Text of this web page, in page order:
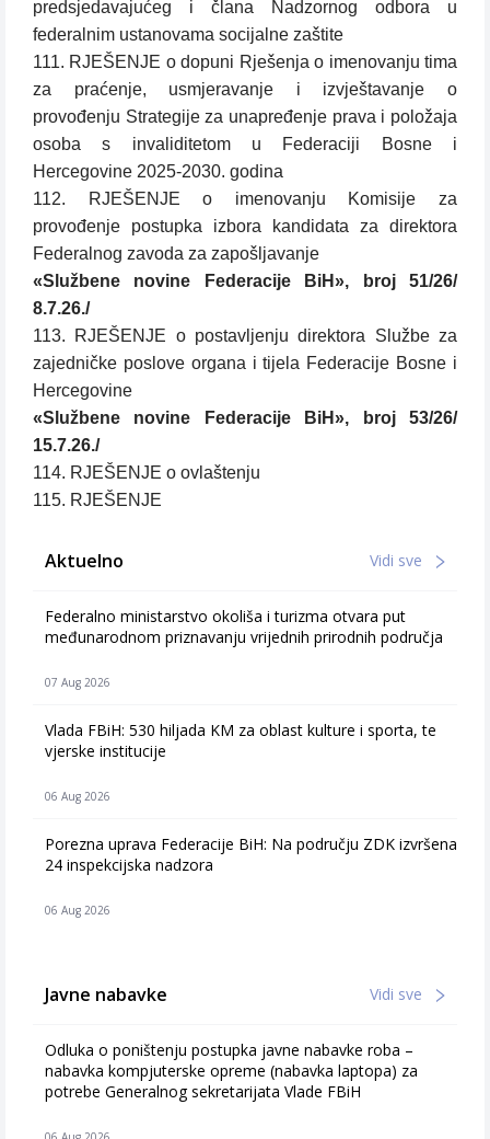
predsjedavajućeg i člana Nadzornog odbora u
federalnim ustanovama socijalne zaštite
111. RJEŠENJE o dopuni Rješenja o imenovanju tima
za praćenje, usmjeravanje i izvještavanje o
provođenju Strategije za unapređenje prava i položaja
osoba s invaliditetom u Federaciji Bosne i
Hercegovine 2025-2030. godina
112. RJEŠENJE o imenovanju Komisije za
provođenje postupka izbora kandidata za direktora
Federalnog zavoda za zapošljavanje
«Službene novine Federacije BiH», broj 51/26/
8.7.26./
113. RJEŠENJE o postavljenju direktora Službe za
zajedničke poslove organa i tijela Federacije Bosne i
Hercegovine
«Službene novine Federacije BiH», broj 53/26/
15.7.26./
114. RJEŠENJE o ovlaštenju
115. RJEŠENJE
Aktuelno Vidi sve
Federalno ministarstvo okoliša i turizma otvara put
međunarodnom priznavanju vrijednih prirodnih područja
07 Aug 2026
Vlada FBiH: 530 hiljada KM za oblast kulture i sporta, te
vjerske institucije
06 Aug 2026
Porezna uprava Federacije BiH: Na području ZDK izvršena
24 inspekcijska nadzora
06 Aug 2026
Javne nabavke Vidi sve
Odluka o poništenju postupka javne nabavke roba –
nabavka kompjuterske opreme (nabavka laptopa) za
potrebe Generalnog sekretarijata Vlade FBiH